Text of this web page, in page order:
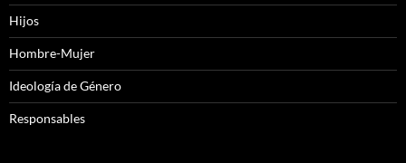
Hijos
Hombre-Mujer
Ideología de Género
Responsables